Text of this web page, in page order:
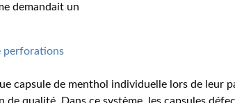
demandait un
perforations
capsule de menthol individuelle lors de leur
de qualité. Dans ce système, les capsules